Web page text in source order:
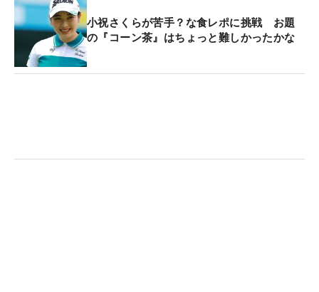
小祝さくらが苦手？な食レポに挑戦 お題
の『コーン茶』はちょっと難しかったかな